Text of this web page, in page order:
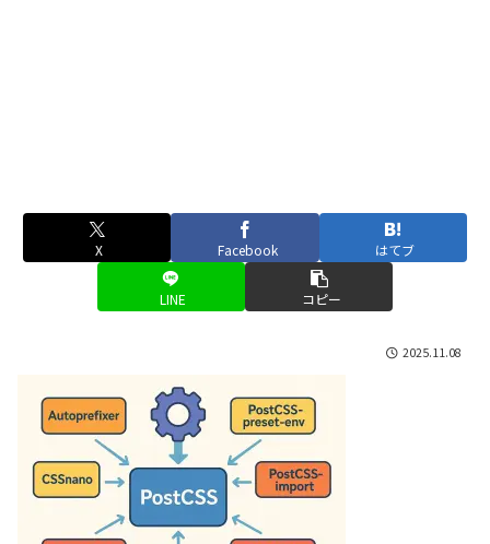
X Facebook はてブ
LINE コピー
2025.11.08